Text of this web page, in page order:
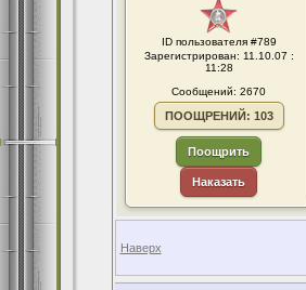
ID пользователя #789
Зарегистрирован: 11.10.07 :
11:28
Сообщений: 2670
ПООЩРЕНИЙ: 103
Поощрить
Наказать
Наверх